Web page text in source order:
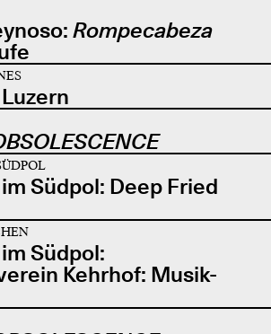
Rompecabeza
Südpol: Deep Fried
Südpol:
Kehrhof: Musik-